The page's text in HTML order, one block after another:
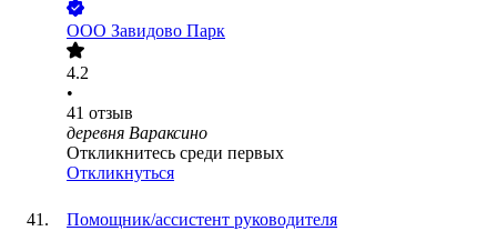
ООО Завидово Парк
4.2
•
41 отзыв
деревня Вараксино
Откликнитесь среди первых
Откликнуться
Помощник/ассистент руководителя